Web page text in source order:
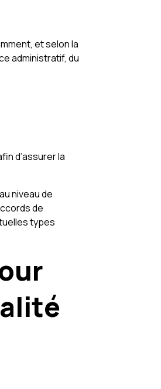
et selon la
administratif, du
d’assurer la
niveau de
de
types